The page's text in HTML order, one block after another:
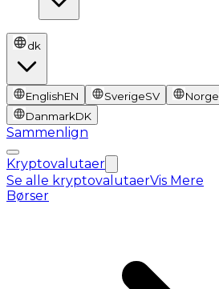
dk
EnglishEN SverigeSV Norge
DanmarkDK
Sammenlign
Kryptovalutaer
Se alle kryptovalutaerVis Mere
Børser